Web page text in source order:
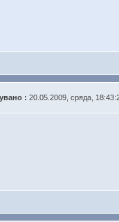
: 20.05.2009, сряда,